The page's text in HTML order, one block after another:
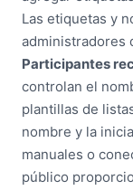
Las etiquetas y
administradores
Participantes
controlan el
plantillas de
nombre y la
manuales o
público